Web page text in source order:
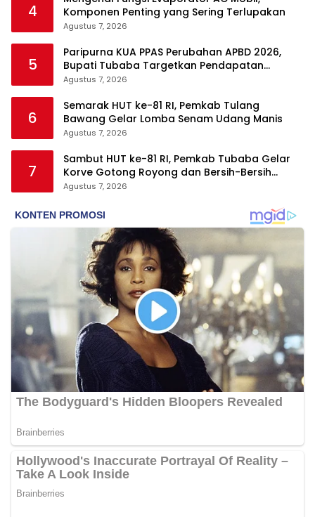
4
Komponen Penting yang Sering Terlupakan
Agustus 7, 2026
5
Paripurna KUA PPAS Perubahan APBD 2026,
Bupati Tubaba Targetkan Pendapatan
Daerah Rp820,3 Miliar
Agustus 7, 2026
6
Semarak HUT ke-81 RI, Pemkab Tulang
Bawang Gelar Lomba Senam Udang Manis
Agustus 7, 2026
7
Sambut HUT ke-81 RI, Pemkab Tubaba Gelar
Korve Gotong Royong dan Bersih-Bersih
Serentak
Agustus 7, 2026